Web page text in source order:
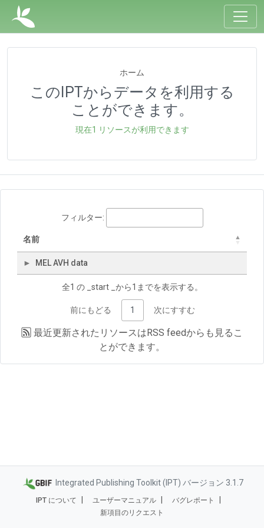
ホーム
このIPTからデータを利用する
ことができます。
現在1 リソースが利用できます
フィルター:
名前
MEL AVH data
全1 の _start _から1までを表示する。
前にもどる 1 次にすすむ
最近更新されたリソースはRSS feedからも見るこ
とができます。
Integrated Publishing Toolkit (IPT) バージョン 3.1.7
IPT について ユーザーマニュアル
バグレポート
新項目のリクエスト